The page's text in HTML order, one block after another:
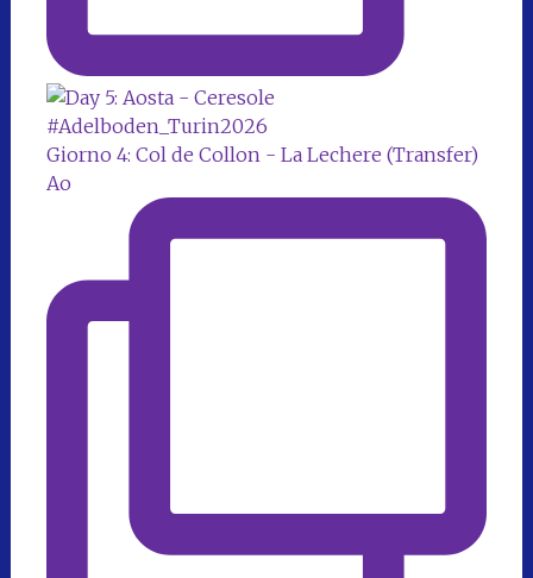
Giorno 4: Col de Collon - La Lechere (Transfer)
Ao